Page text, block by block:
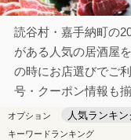
読谷村・嘉手納町の
がある人気の居酒屋
の時にお店選びでご
号・クーポン情報も
オプション 人気ランキ
キーワードランキング